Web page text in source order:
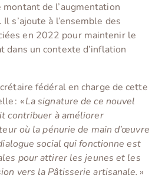
de l’augmentation
s’ajoute à l’ensemble des
en 2022 pour maintenir le
dans un contexte d’inflation
fédéral en charge de cette
: «La signature de ce nouvel
contribuer à améliorer
où la pénurie de main d’œuvre
social qui fonctionne est
pour attirer les jeunes et les
vers la Pâtisserie artisanale. »